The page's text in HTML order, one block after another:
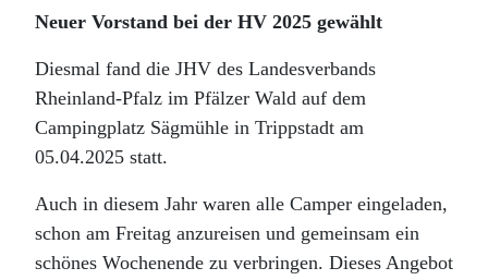
Neuer Vorstand bei der HV 2025 gewählt
Diesmal fand die JHV des Landesverbands
Rheinland-Pfalz im Pfälzer Wald auf dem
Campingplatz Sägmühle in Trippstadt am
05.04.2025 statt.
Auch in diesem Jahr waren alle Camper eingeladen,
schon am Freitag anzureisen und gemeinsam ein
schönes Wochenende zu verbringen. Dieses Angebot